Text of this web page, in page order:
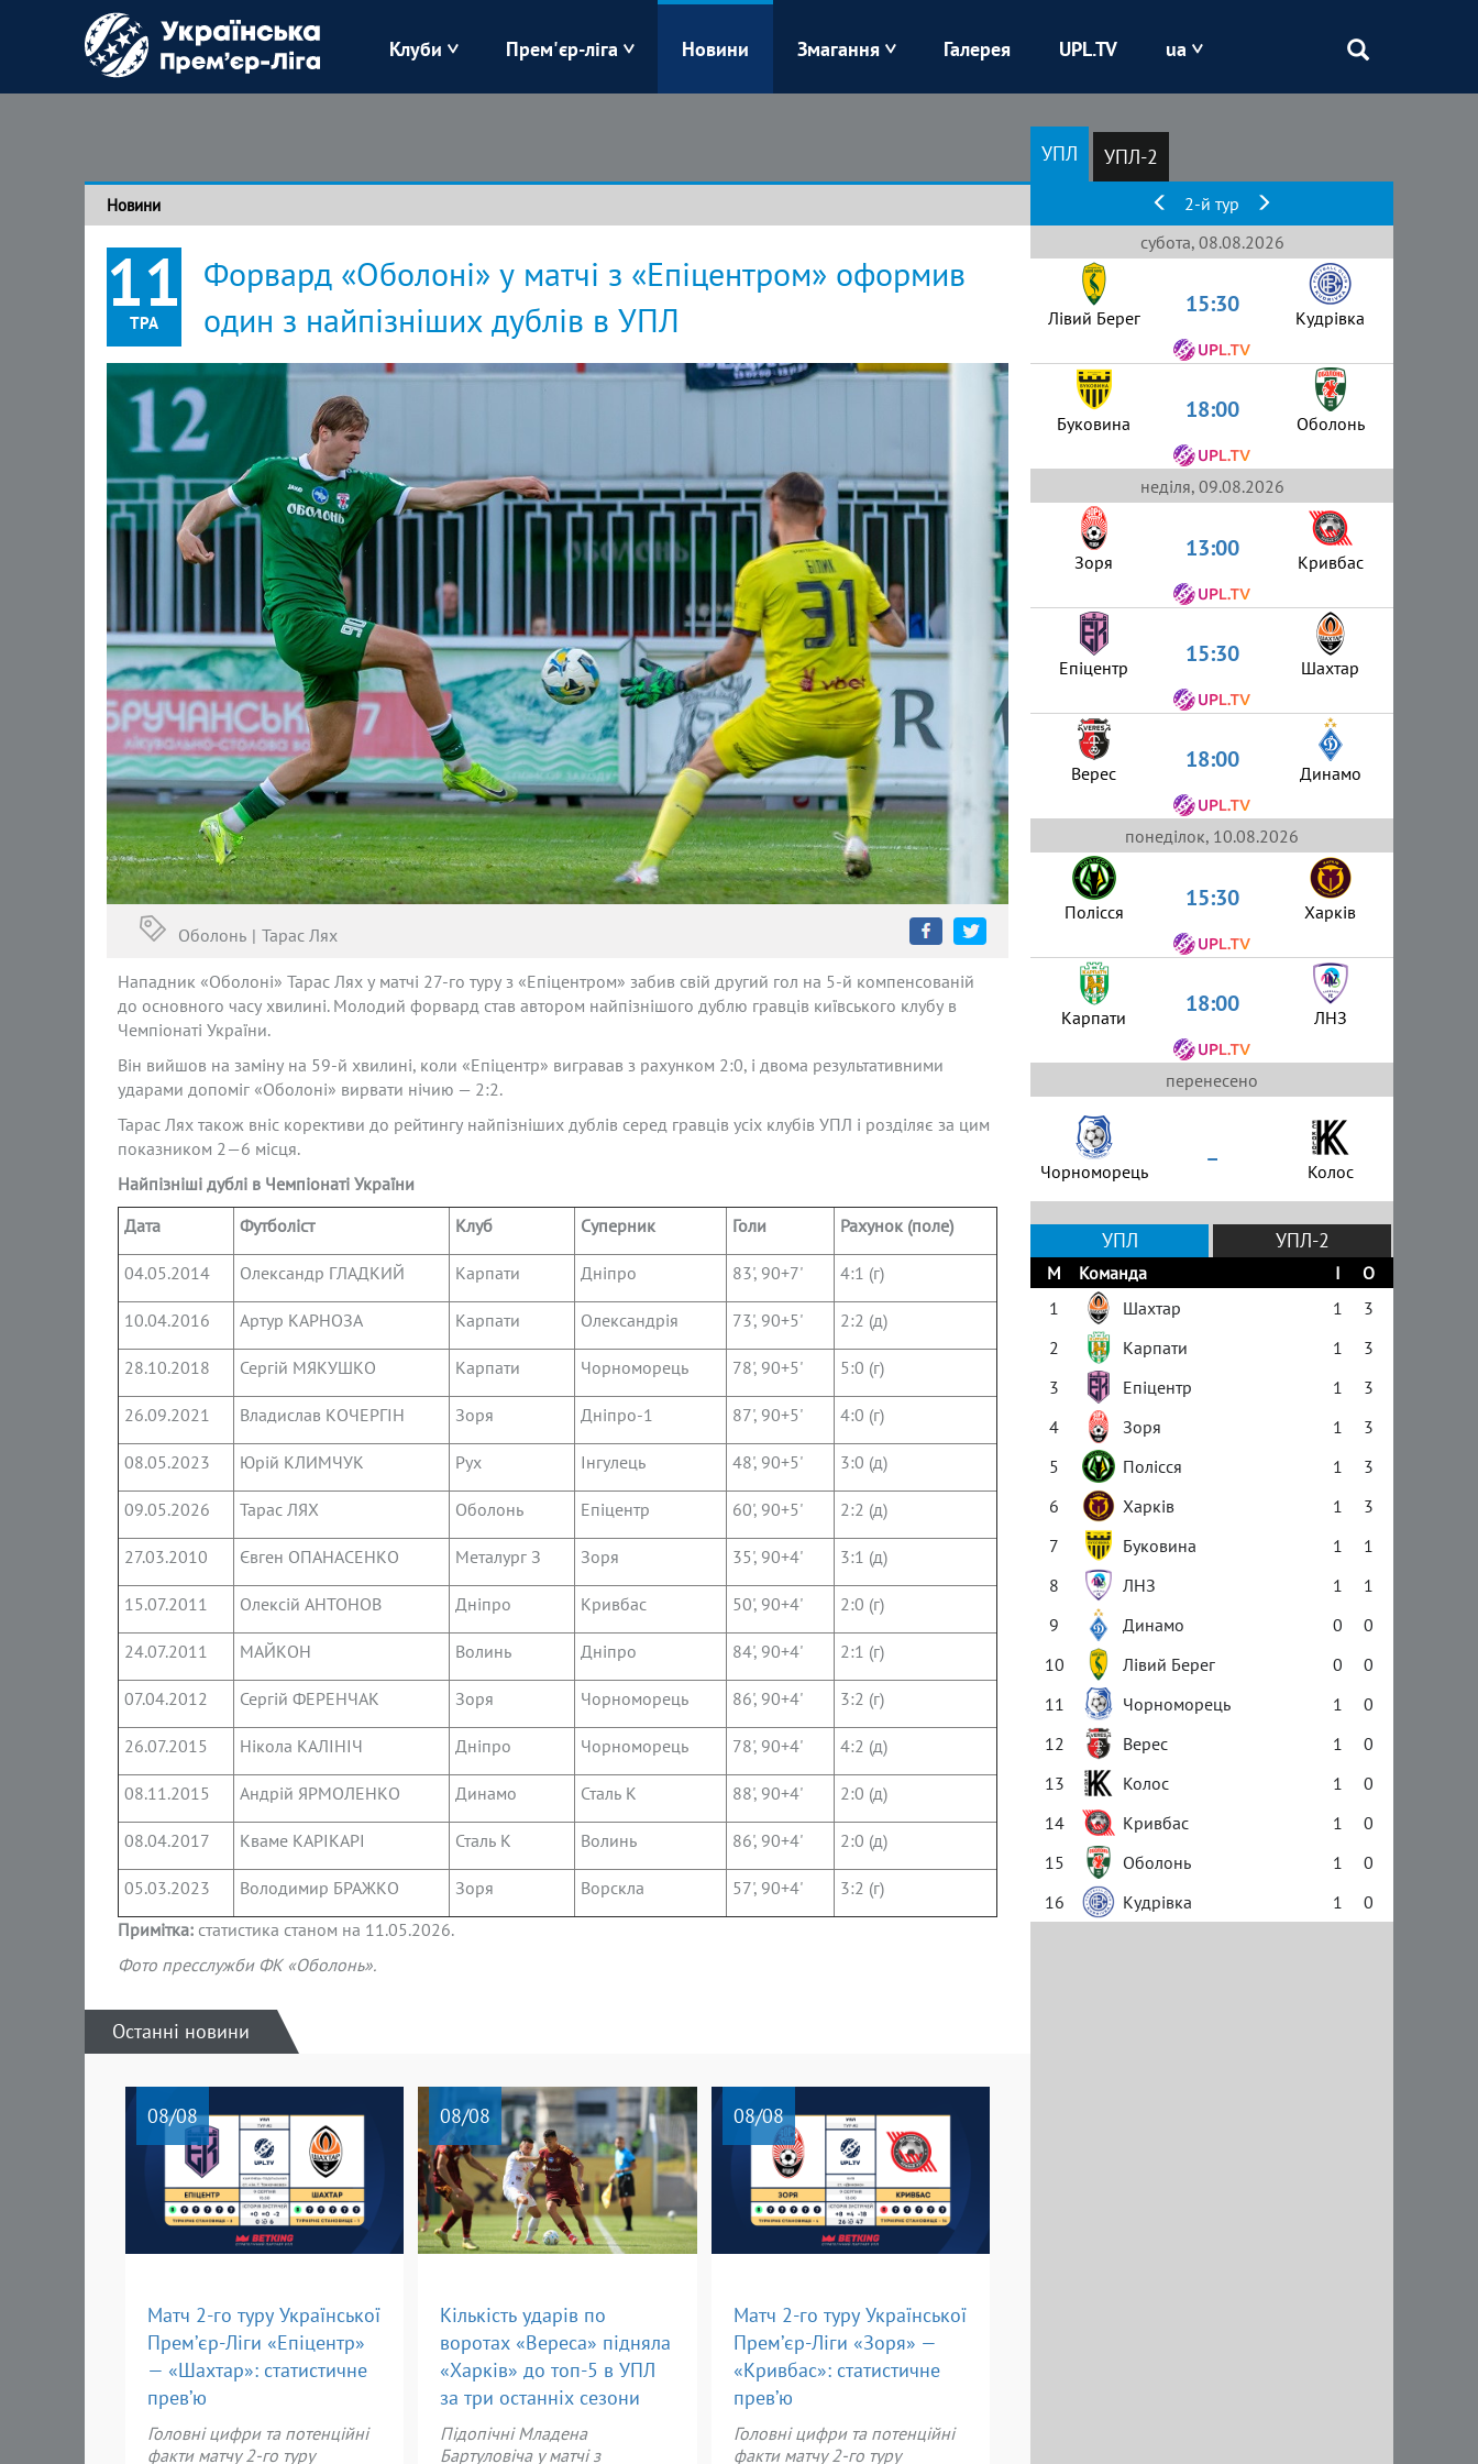
Клуби
Зоря Карпати Колос Кривбас
Кудрівка Оболонь
Харків
Прем'єр-ліга Новини Змагання Галерея UPL.TV ua
Новини
11
ТРА
Форвард «Оболоні» у матчі з «Епіцентром» оформив
один з найпізніших дублів в УПЛ
Оболонь Тарас Лях
Нападник «Оболоні» Тарас Лях у матчі 27-го туру з «Епіцентром» забив свій другий гол на 5-й компенсованій
до основного часу хвилині. Молодий форвард став автором найпізнішого дублю гравців київського клубу в
Чемпіонаті України.
Він вийшов на заміну на 59-й хвилині, коли «Епіцентр» вигравав з рахунком 2:0, і двома результативними
ударами допоміг «Оболоні» вирвати нічию — 2:2.
Тарас Лях також вніс корективи до рейтингу найпізніших дублів серед гравців усіх клубів УПЛ і розділяє за цим
показником 2—6 місця.
Найпізніші дублі в Чемпіонаті України
Дата
Футболіст Клуб Суперник Голи Рахунок (поле)
04.05.2014 Олександр ГЛАДКИЙ Карпати Дніпро 83', 90+7' 4:1 (г)
10.04.2016 Артур КАРНОЗА Карпати Олександрія 73', 90+5' 2:2 (д)
28.10.2018 Сергій МЯКУШКО Карпати Чорноморець 78', 90+5' 5:0 (г)
26.09.2021 Владислав КОЧЕРГІН Зоря Дніпро-1 87', 90+5' 4:0 (г)
08.05.2023 Юрій КЛИМЧУК Рух Інгулець 48', 90+5' 3:0 (д)
09.05.2026 Тарас ЛЯХ Оболонь Епіцентр 60', 90+5' 2:2 (д)
27.03.2010 Євген ОПАНАСЕНКО Металург З Зоря 35', 90+4' 3:1 (д)
15.07.2011 Олексій АНТОНОВ Дніпро Кривбас 50', 90+4' 2:0 (г)
24.07.2011 МАЙКОН Волинь Дніпро 84', 90+4' 2:1 (г)
07.04.2012 Сергій ФЕРЕНЧАК Зоря Чорноморець 86', 90+4' 3:2 (г)
26.07.2015 Нікола КАЛІНІЧ Дніпро Чорноморець 78', 90+4' 4:2 (д)
08.11.2015 Андрій ЯРМОЛЕНКО Динамо Сталь К 88', 90+4' 2:0 (д)
08.04.2017 Кваме КАРІКАРІ Сталь К Волинь 86', 90+4' 2:0 (д)
05.03.2023 Володимир БРАЖКО Зоря Ворскла 57', 90+4'
3:2 (г)
Примітка: статистика станом на 11.05.2026.
Фото пресслужби ФК «Оболонь».
Останні новини
08/08
Матч 2-го туру Української
Прем’єр-Ліги «Епіцентр»
— «Шахтар»: статистичне
прев’ю
Головні цифри та потенційні
факти матчу 2-го туру
08/08
Кількість ударів по
воротах «Вереса» підняла
«Харків» до топ-5 в УПЛ
за три останніх сезони
Підопічні Младена
Бартуловіча у матчі з
08/08
Матч 2-го туру Української
Прем’єр-Ліги «Зоря» —
«Кривбас»: статистичне
прев’ю
Головні цифри та потенційні
факти матчу 2-го туру
УПЛ УПЛ-2
2-й тур
субота, 08.08.2026
Лівий Берег 15:30 Кудрівка
Буковина 18:00 Оболонь
неділя, 09.08.2026
Зоря 13:00 Кривбас
Епіцентр 15:30 Шахтар
Верес 18:00 Динамо
понеділок, 10.08.2026
Полісся 15:30 Харків
Карпати 18:00 ЛНЗ
перенесено
Чорноморець – Колос
УПЛ УПЛ-2
М Команда І
О
1
Шахтар 1
3
2
Карпати 1
3
3
Епіцентр 1
3
4
Зоря 1
3
5
Полісся 1
3
6
Харків 1
3
7
Буковина 1
1
8
ЛНЗ 1
1
9
Динамо 0
0
10
Лівий Берег 0
0
11
Чорноморець 1
0
12
Верес 1
0
13
Колос 1
0
14
Кривбас 1
0
15
Оболонь 1
0
16
Кудрівка 1 0